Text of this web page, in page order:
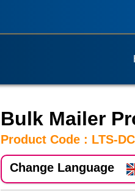
Bulk Mailer
Product Code : LTS-
Change Language